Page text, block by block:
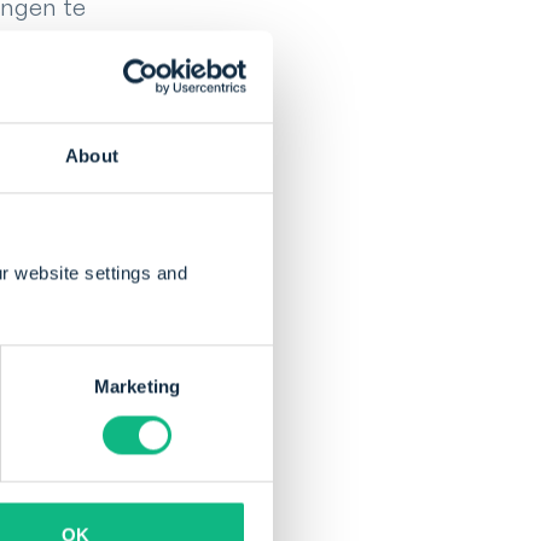
About
website settings and
Marketing
OK
te
toe te voegen. In de
aan te maken.
om haar
zorgt ervoor dat